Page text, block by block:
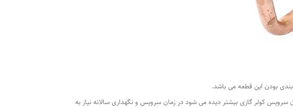
بودن این قطعه می باشد.
کولر گازی بیشتر دیده می شود در زمان سرویس و نگهداری سالانه نیاز به